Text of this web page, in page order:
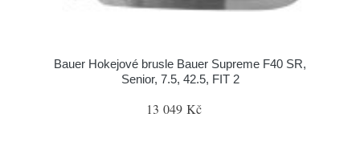
Bauer Hokejové brusle Bauer Supreme F40 SR,
Senior, 7.5, 42.5, FIT 2
13 049 Kč